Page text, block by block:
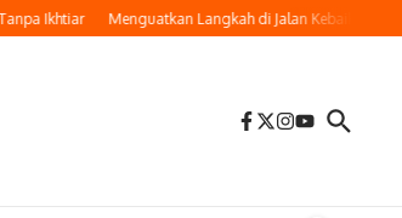
Menguatkan Langkah di Jalan Kebaikan